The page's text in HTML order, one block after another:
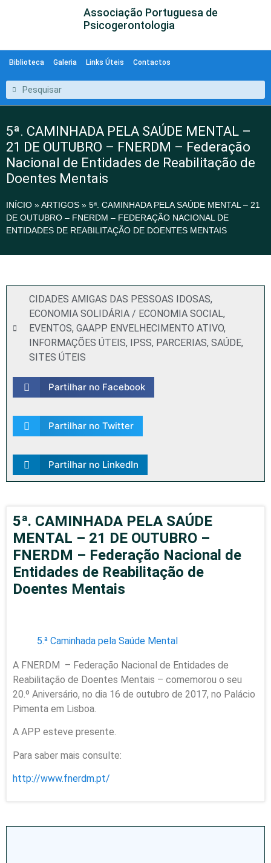
Associação Portuguesa de
Psicogerontologia
Biblioteca Galeria Links Úteis Contactos
5ª. CAMINHADA PELA SAÚDE MENTAL –
21 DE OUTUBRO – FNERDM – Federação
Nacional de Entidades de Reabilitação de
Doentes Mentais
INÍCIO »ARTIGOS » 5ª. CAMINHADA PELA SAÚDE MENTAL – 21
DE OUTUBRO – FNERDM – FEDERAÇÃO NACIONAL DE
ENTIDADES DE REABILITAÇÃO DE DOENTES MENTAIS
CIDADES AMIGAS DAS PESSOAS IDOSAS,
ECONOMIA SOLIDÁRIA / ECONOMIA SOCIAL,
EVENTOS, GAAPP ENVELHECIMENTO ATIVO,
INFORMAÇÕES ÚTEIS, IPSS, PARCERIAS, SAÚDE,
SITES ÚTEIS
Partilhar no Facebook
Partilhar no Twitter
Partilhar no LinkedIn
5ª. CAMINHADA PELA SAÚDE
MENTAL – 21 DE OUTUBRO –
FNERDM – Federação Nacional de
Entidades de Reabilitação de
Doentes Mentais
5.ª Caminhada pela Saúde Mental
A FNERDM – Federação Nacional de Entidades de
Reabilitação de Doentes Mentais – comemorou o seu
20.º Aniversário, no dia 16 de outubro de 2017, no Palácio
Pimenta em Lisboa.
A APP esteve presente.
Para saber mais consulte:
http://www.fnerdm.pt/